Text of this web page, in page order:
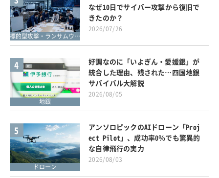
標的型攻撃・ランサムウェア対策
なぜ10日でサイバー攻撃から復旧で
きたのか？
2026/07/26
4
地銀
好調なのに「いよぎん・愛媛銀」が
統合した理由、残された…四国地銀
サバイバル大解説
2026/08/05
5
ドローン
アンソロピックのAIドローン「Proj
ect Pilot」、成功率0％でも驚異的
な自律飛行の実力
2026/08/03